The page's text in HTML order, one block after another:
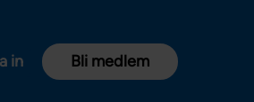
in Bli medlem